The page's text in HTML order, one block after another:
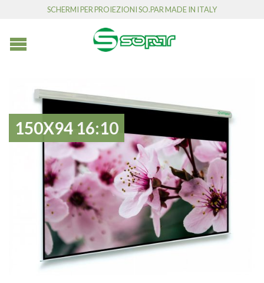
SCHERMI PER PROIEZIONI SO.PAR MADE IN ITALY
150X94 16:10